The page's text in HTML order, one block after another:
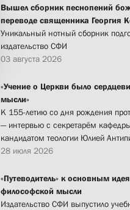
Вышел сборник песнопений
переводе священника Георгия
Уникальный нотный сборник
издательство СФИ
03 августа 2026
«Учение о Церкви было
мысли»
К 155-летию со дня рождения
— интервью с секретарём
кандидатом теологии Юлией
28 июля 2026
«Путеводитель» к основным
философской мысли
Издательство СФИ выпустило